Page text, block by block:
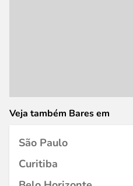
Veja também Bares em
São Paulo
Curitiba